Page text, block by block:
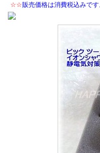
☆☆販売価格は消費税込みで